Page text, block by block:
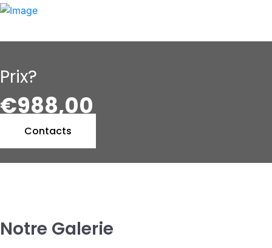
Prix?
€988,00
Contacts
Notre Galerie